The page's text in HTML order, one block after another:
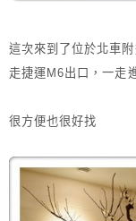
這次來到了位於北車
走捷運M6出口，一走
很方便也很好找